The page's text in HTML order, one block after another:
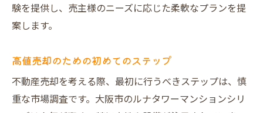
だんらん住宅が提供する付加価値戦略
付加価値を活かした売却方法
売却後の満足度を高めるために
囲い込みを排除して売主様の利益を守るだんら
験を提供し、売主様のニーズに応じた柔軟なプランを提
案します。
高値売却のための初めてのステップ
不動産売却を考える際、最初に行うべきステップは、慎
重な市場調査です。大阪市のルナタワーマンションシリ